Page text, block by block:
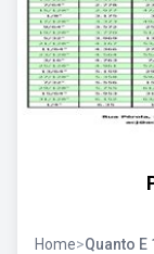
Home>Quanto E